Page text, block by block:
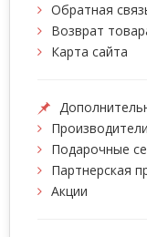
Обратная
Возврат
Карта сайта
Производители
Подарочные
Партнерская
Акции